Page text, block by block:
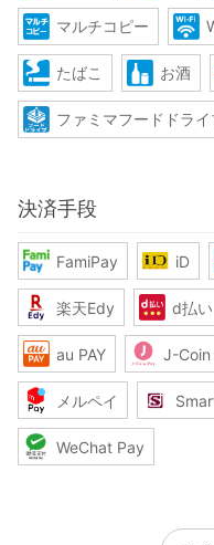
マルチコピー
たばこ お酒
ファミマフードドライ
決済手段
FamiPay iD
楽天Edy d払い
au PAY J-Coin
メルペイ
WeChat Pay